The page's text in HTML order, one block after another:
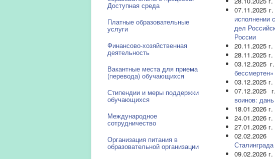
Доступная среда
Платные образовательные
услуги
Финансово-хозяйственная
деятельность
Вакантные места для приема
(перевода) обучающихся
Стипендии и меры поддержки
обучающихся
Международное
сотрудничество
Организация питания в
образовательной организации
07.11.2025 г.
исполнении
дел
России
20.11.2025 г.
28.11.2025 г.
03.12.2025
бессмертен»
03.12.2025 г.
07.12.2025
воинов:
18.01.2026 г.
24.01.2026 г.
27.01.2026 г.
Сталинграда
09.02.2026 г.